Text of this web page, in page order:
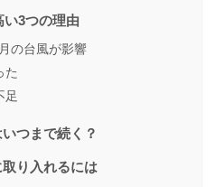
い3つの理由
の台風が影響
た
足
つまで続く？
り入れるには